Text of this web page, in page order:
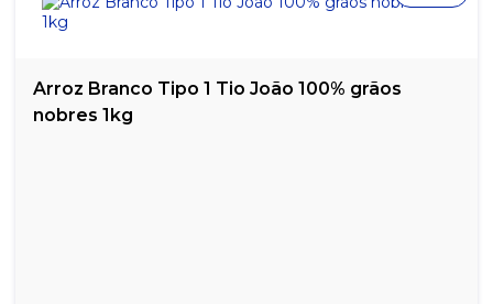
Arroz Branco Tipo 1 Tio João 100% grãos
nobres 1kg